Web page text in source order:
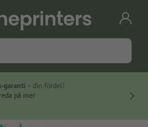
garanti – din fördel!
på mer